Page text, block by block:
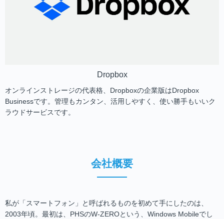
Dropbox
オンラインストレージの代表格、Dropboxの企業版はDropbox
Businessです。管理もカンタン、活用しやすく、使い勝手もいいク
ラウドサービスです。
会社概要
私が「スマートフォン」と呼ばれるものを初めて手にしたのは、
2003年頃。最初は、PHSのW-ZEROという、Windows Mobileでし